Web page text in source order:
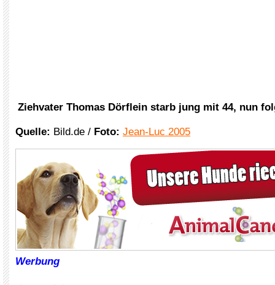
Ziehvater Thomas Dörflein starb jung mit 44, nun
Quelle: Bild.de / Foto: Jean-Luc 2005
Werbung